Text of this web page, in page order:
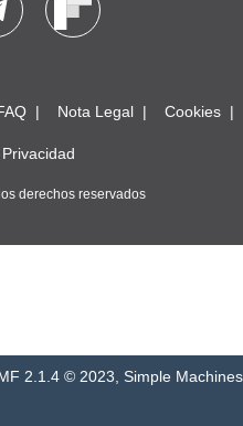
Nota Legal Cookies
derechos reservados
2.1.4 © 2023, Simple Machines